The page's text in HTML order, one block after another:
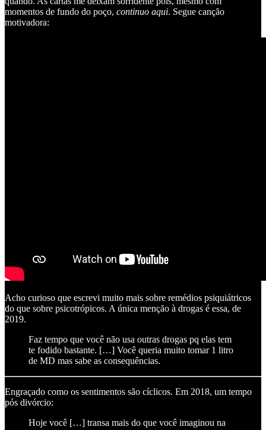
momentos de fundo do poço, continuo aqui. Segue canção
motivadora:
Acho curioso que escrevi muito mais sobre remédios psiquiátricos
do que sobre psicotrópicos. A única menção à drogas é essa, de
2019.
Faz tempo que você não usa outras drogas pq elas tem
te fodido bastante. […] Você queria muito tomar 1 litro
de MD mas sabe as consequências.
Engraçado como os sentimentos são cíclicos. Em 2018, um tempo
pós divórcio:
Hoje você […] transa mais do que você imaginou na